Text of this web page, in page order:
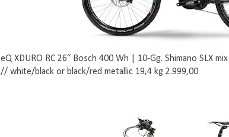
eQ XDURO RC 26“ Bosch 400 Wh | 10-Gg. Shimano SLX
// white/black or black/red metallic 19,4 kg 2.999,00